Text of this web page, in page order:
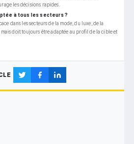
les décisions rapides.
à tous les secteurs ?
dans les secteurs de la mode, du luxe, de la
doit toujours être adaptée au profil de la cible et